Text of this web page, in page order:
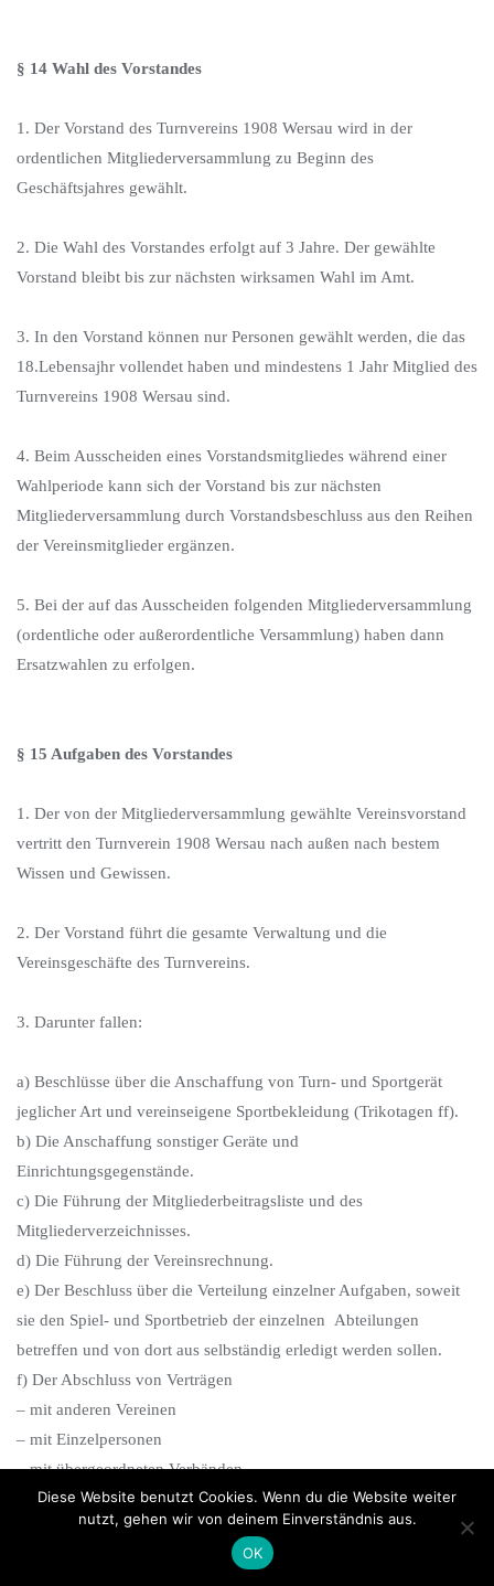
§ 14 Wahl des Vorstandes
1. Der Vorstand des Turnvereins 1908 Wersau wird in der
ordentlichen Mitgliederversammlung zu Beginn des
Geschäftsjahres gewählt.
2. Die Wahl des Vorstandes erfolgt auf 3 Jahre. Der gewählte
Vorstand bleibt bis zur nächsten wirksamen Wahl im Amt.
3. In den Vorstand können nur Personen gewählt werden, die das
18.Lebensajhr vollendet haben und mindestens 1 Jahr Mitglied des
Turnvereins 1908 Wersau sind.
4. Beim Ausscheiden eines Vorstandsmitgliedes während einer
Wahlperiode kann sich der Vorstand bis zur nächsten
Mitgliederversammlung durch Vorstandsbeschluss aus den Reihen
der Vereinsmitglieder ergänzen.
5. Bei der auf das Ausscheiden folgenden Mitgliederversammlung
(ordentliche oder außerordentliche Versammlung) haben dann
Ersatzwahlen zu erfolgen.
§ 15 Aufgaben des Vorstandes
1. Der von der Mitgliederversammlung gewählte Vereinsvorstand
vertritt den Turnverein 1908 Wersau nach außen nach bestem
Wissen und Gewissen.
2. Der Vorstand führt die gesamte Verwaltung und die
Vereinsgeschäfte des Turnvereins.
3. Darunter fallen:
a) Beschlüsse über die Anschaffung von Turn- und Sportgerät
jeglicher Art und vereinseigene Sportbekleidung (Trikotagen ff).
b) Die Anschaffung sonstiger Geräte und
Einrichtungsgegenstände.
c) Die Führung der Mitgliederbeitragsliste und des
Mitgliederverzeichnisses.
d) Die Führung der Vereinsrechnung.
e) Der Beschluss über die Verteilung einzelner Aufgaben, soweit
sie den Spiel- und Sportbetrieb der einzelnen Abteilungen
betreffen und von dort aus selbständig erledigt werden sollen.
f) Der Abschluss von Verträgen
– mit anderen Vereinen
– mit Einzelpersonen
– mit übergeordneten Verbänden
– mit den Kommunen
– mit anderen Institutionen.
Diese Website benutzt Cookies. Wenn du die Website weiter
nutzt, gehen wir von deinem Einverständnis aus.
OK